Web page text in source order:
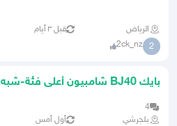
الرياض قبل ٣ أيام
2
2ck_nz
بايك BJ40 شامبيون أعلى فئة-شبه
4
بلجرشي
أول أمس